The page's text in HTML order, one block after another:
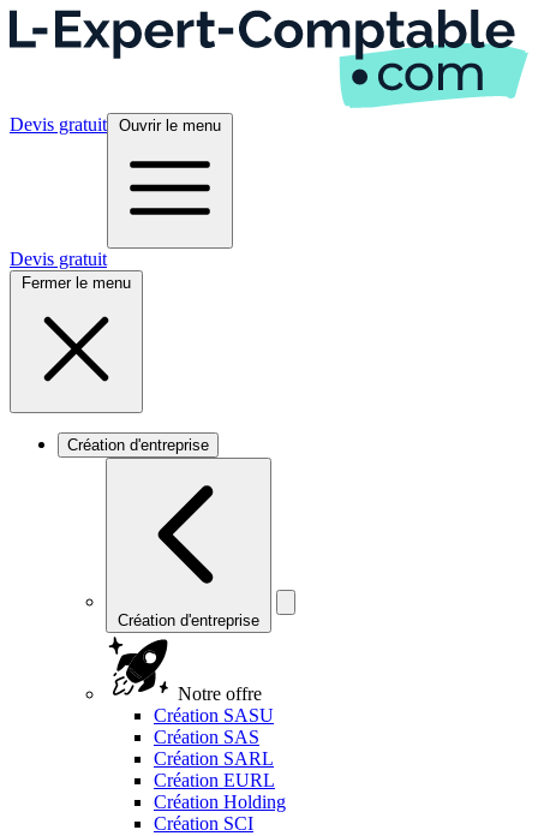
Devis gratuit Ouvrir le menu
Devis gratuit
Fermer le menu
Création d'entreprise
Création d'entreprise
Notre offre
Création SASU
Création SAS
Création SARL
Création EURL
Création Holding
Création SCI